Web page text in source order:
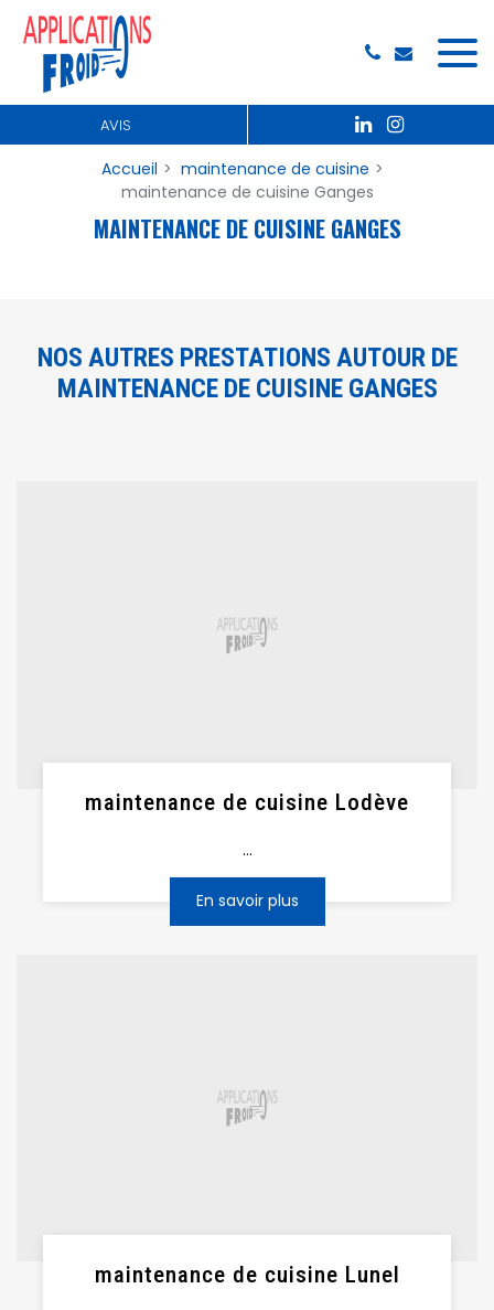
AVIS
Accueil
maintenance de cuisine
maintenance de cuisine Ganges
MAINTENANCE DE CUISINE GANGES
NOS AUTRES PRESTATIONS AUTOUR DE
MAINTENANCE DE CUISINE GANGES
maintenance de cuisine Lodève
...
En savoir plus
maintenance de cuisine Lunel
Panneau de gestion des cookies